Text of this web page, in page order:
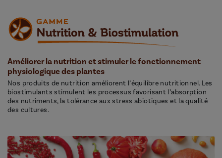
Améliorer la nutrition et stimuler le fonctionnement
physiologique des plantes
Nos produits de nutrition améliorent l’équilibre nutritionnel. Les
biostimulants stimulent les processus favorisant l’absorption
des nutriments, la tolérance aux stress abiotiques et la qualité
des cultures.